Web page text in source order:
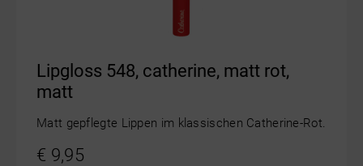
Lipgloss 548, catherine, matt rot,
matt
Matt gepflegte Lippen im klassischen Catherine-Rot.
€ 9,95